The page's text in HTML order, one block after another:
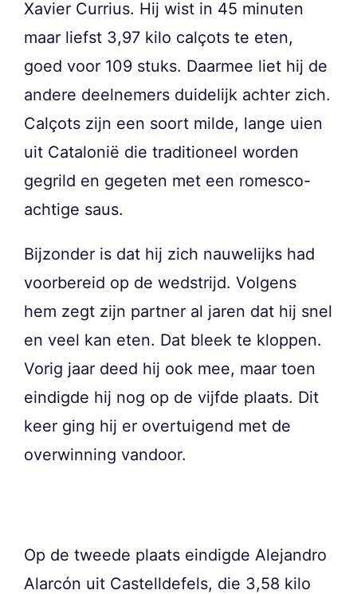
Xavier Currius. Hij wist in 45 minuten
maar liefst 3,97 kilo calçots te eten,
goed voor 109 stuks. Daarmee liet hij de
andere deelnemers duidelijk achter zich.
Calçots zijn een soort milde, lange uien
uit Catalonië die traditioneel worden
gegrild en gegeten met een romesco-
achtige saus.
Bijzonder is dat hij zich nauwelijks had
voorbereid op de wedstrijd. Volgens
hem zegt zijn partner al jaren dat hij snel
en veel kan eten. Dat bleek te kloppen.
Vorig jaar deed hij ook mee, maar toen
eindigde hij nog op de vijfde plaats. Dit
keer ging hij er overtuigend met de
overwinning vandoor.
Op de tweede plaats eindigde Alejandro
Alarcón uit Castelldefels, die 3,58 kilo